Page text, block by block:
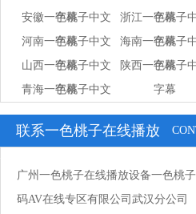
字幕
字幕
安徽一色桃子中文
字幕
浙江一色桃子
字幕
河南一色桃子中文
字幕
海南一色桃子
字幕
山西一色桃子中文
字幕
陕西一色桃子
字幕
青海一色桃子中文
字幕
联系一色桃子在线播放
广州一色桃子在线播放设备一色桃
码AV在线专区有限公司武汉分公司